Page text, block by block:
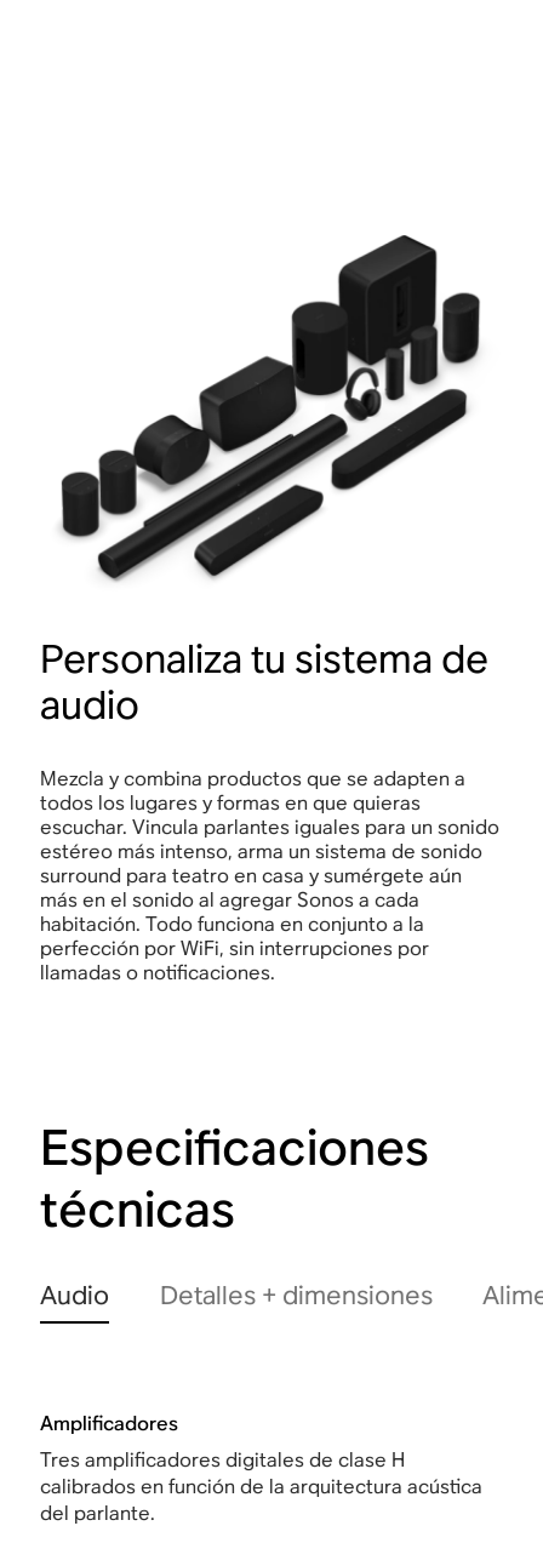
Personaliza tu sistema de
audio
Mezcla y combina productos que se adapten a
todos los lugares y formas en que quieras
escuchar. Vincula parlantes iguales para un sonido
estéreo más intenso, arma un sistema de sonido
surround para teatro en casa y sumérgete aún
más en el sonido al agregar Sonos a cada
habitación. Todo funciona en conjunto a la
perfección por WiFi, sin interrupciones por
llamadas o notificaciones.
Especificaciones
técnicas
Audio Detalles + dimensiones
Amplificadores
Tres amplificadores digitales de clase H
calibrados en función de la arquitectura acústica
del parlante.